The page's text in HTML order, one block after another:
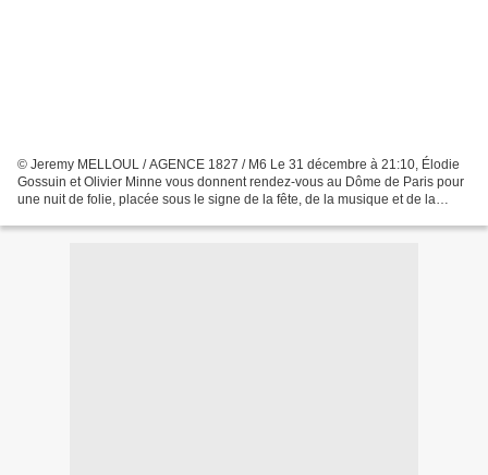
© Jeremy MELLOUL / AGENCE 1827 / M6 Le 31 décembre à 21:10, Élodie
Gossuin et Olivier Minne vous donnent rendez-vous au Dôme de Paris pour
une nuit de folie, placée sous le signe de la fête, de la musique et de la